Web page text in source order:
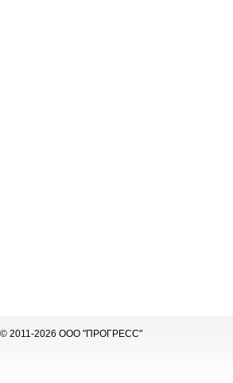
© 2011-2026 ООО "ПРОГРЕСС"